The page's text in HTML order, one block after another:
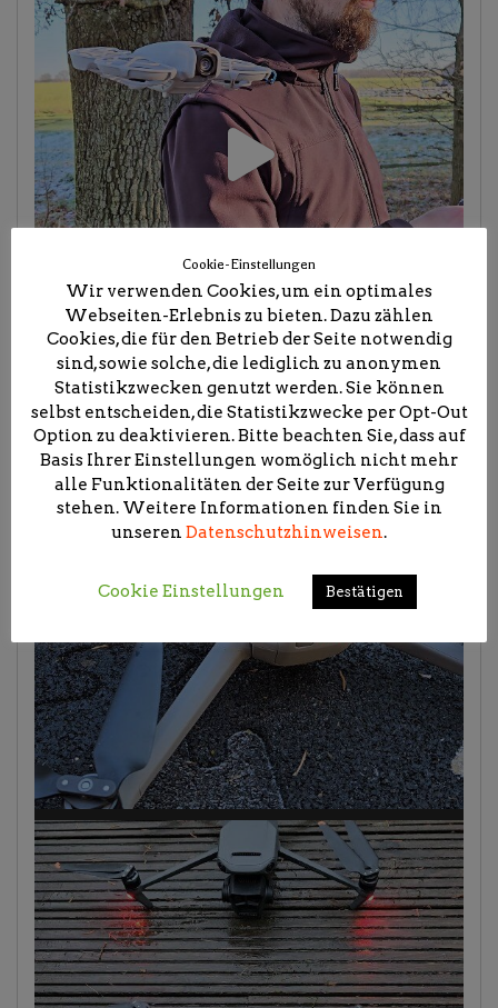
Cookie-Einstellungen
Wir verwenden Cookies, um ein optimales
Webseiten-Erlebnis zu bieten. Dazu zählen
Cookies, die für den Betrieb der Seite notwendig
sind, sowie solche, die lediglich zu anonymen
Statistikzwecken genutzt werden. Sie können
selbst entscheiden, die Statistikzwecke per Opt-Out
Option zu deaktivieren. Bitte beachten Sie, dass auf
Basis Ihrer Einstellungen womöglich nicht mehr
alle Funktionalitäten der Seite zur Verfügung
stehen. Weitere Informationen finden Sie in
unseren Datenschutzhinweisen.
Cookie Einstellungen Bestätigen